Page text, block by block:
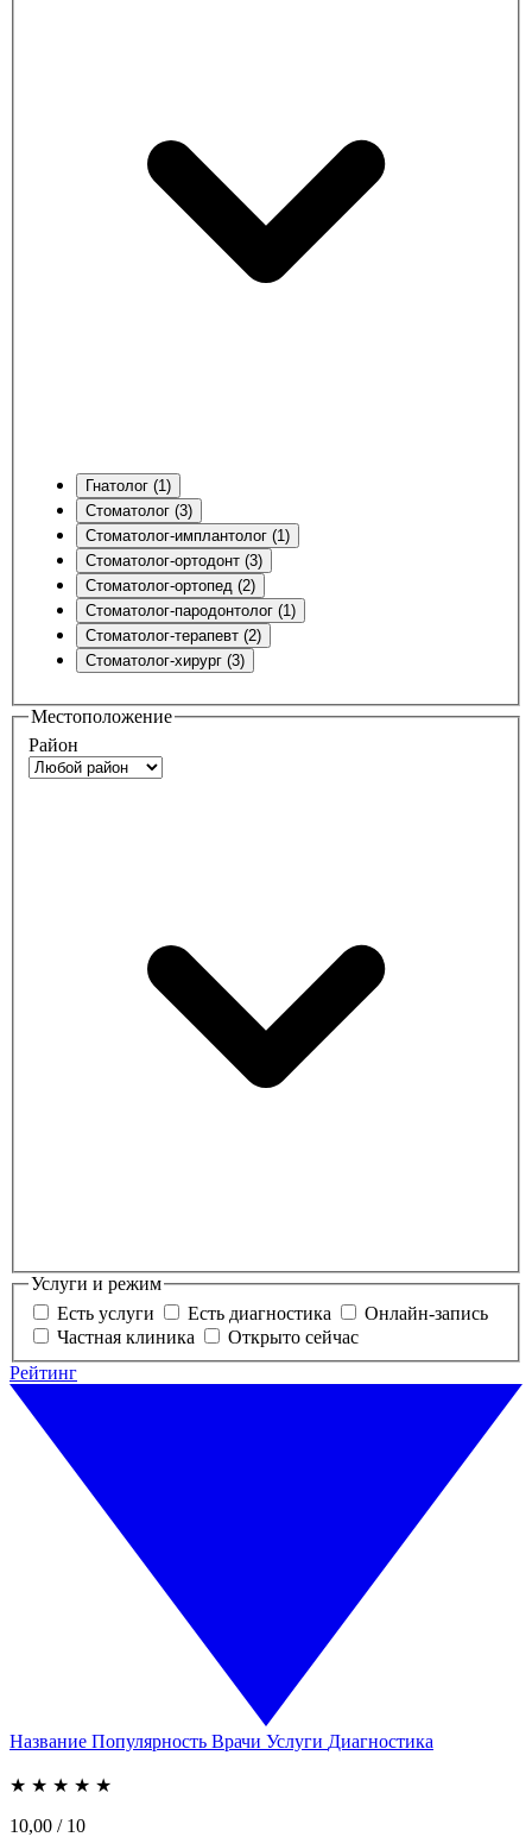
Гнатолог (1)
Стоматолог (3)
Стоматолог-имплантолог (1)
Стоматолог-ортодонт (3)
Стоматолог-ортопед (2)
Стоматолог-пародонтолог (1)
Стоматолог-терапевт (2)
Стоматолог-хирург (3)
Местоположение
Район
Услуги и режим
Есть услуги
Есть диагностика
Онлайн-запись
Частная клиника
Открыто сейчас
Рейтинг
Название Популярность Врачи Услуги Диагностика
★ ★ ★ ★ ★
10,00 / 10